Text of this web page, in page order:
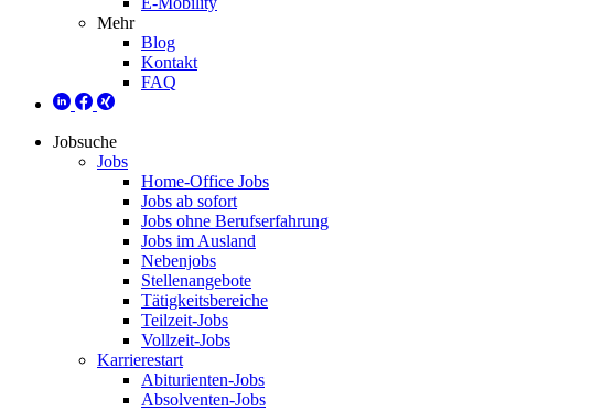
Mehr
Blog
Kontakt
FAQ
Jobsuche
Jobs
Home-Office Jobs
Jobs ab sofort
Jobs ohne Berufserfahrung
Jobs im Ausland
Nebenjobs
Stellenangebote
Tätigkeitsbereiche
Teilzeit-Jobs
Vollzeit-Jobs
Karrierestart
Abiturienten-Jobs
Absolventen-Jobs